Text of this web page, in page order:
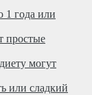
1 года или
простые
могут
или сладкий